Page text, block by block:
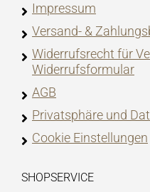
Impressum
Versand- &
Widerrufsrecht für
Widerrufsformular
AGB
Privatsphäre und
Cookie Einstellungen
SHOPSERVICE